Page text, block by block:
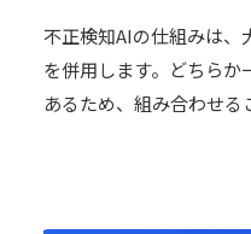
不正検知AIの仕組みは、
を併用します。どちら
あるため、組み合わせる